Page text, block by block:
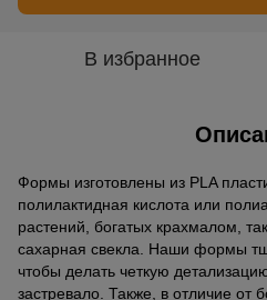
В избранное
Формы изготовлены из PLA
полилактидная кислота или
растений, богатых крахмалом,
сахарная свекла. Наши формы
чтобы делать четкую
застревало. Также, в отличие от